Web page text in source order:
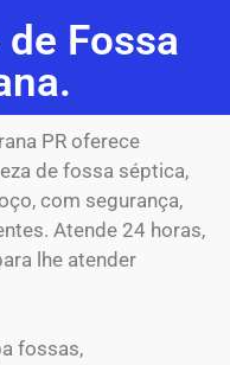
Fossa
PR oferece
de fossa séptica,
com segurança,
Atende 24 horas,
lhe atender
fossas,